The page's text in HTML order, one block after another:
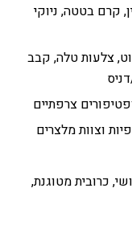
קרם בטטה, ניוקי
צלעות טלה, קבב
צרפתיים
וצוות מלצרים
כרובית מטוגנת,